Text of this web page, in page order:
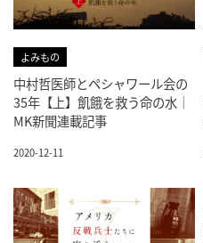
よみもの
中村哲医師とペシャワール会の
35年【上】飢餓を救う命の水｜
MK新聞連載記事
2020-12-11